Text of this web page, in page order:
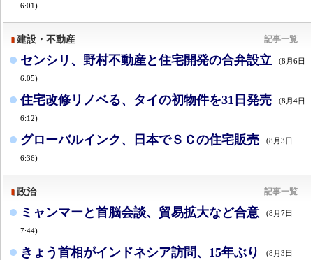
6:01)
建設・不動産 記事一覧
センシリ、野村不動産と住宅開発の合弁設立 (8月6日
6:05)
住宅改修リノベる、タイの初物件を31日発売 (8月4日
6:12)
グローバルインク、日本でＳＣの住宅販売 (8月3日
6:36)
政治 記事一覧
ミャンマーと首脳会談、貿易拡大など合意 (8月7日
7:44)
きょう首相がインドネシア訪問、15年ぶり (8月3日